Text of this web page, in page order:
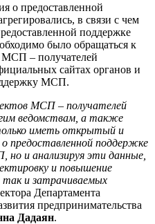
о предоставленной
в связи с чем
поддержке
было обращаться к
МСП – получателей
сайтах органов и
МСП.
МСП – получателей
ведомствам, а также
иметь открытый и
предоставленной поддержке
и анализируя эти данные,
и повышение
и затрачиваемых
Департамента
предпринимательства
Дадаян.